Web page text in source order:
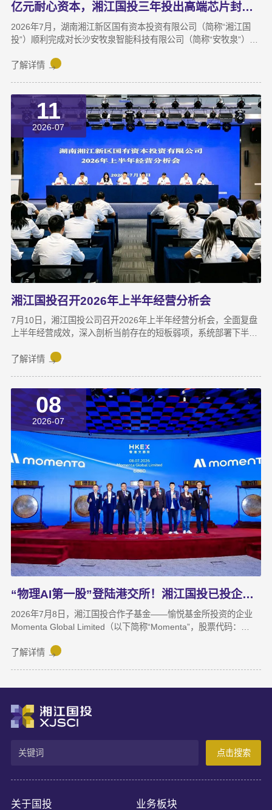
亿元耐心资本，湘江国投三年投出高端芯片封测“尖子生”
2026年7月，湖南湘江新区国有资本投资有限公司（简称“湘江国
投”）顺利完成对长沙安牧泉智能科技有限公司（简称“安牧泉”）
本依托旗下自主管理的3支产业基金，累计对安牧泉投资已达1亿
茂第一次走进安牧泉老厂区尽调时，印象最深的不是气派，而是
“挤”。产线布局非常小，设备排列极度紧凑，办公空间十分局促，
王茂回忆说：“当时厂区硬件条件，已难以匹配企业业务扩张需求。
了解详情
11
2026-07
湘江国投召开2026年上半年经营分析会
7月10日，湘江国投公司召开2026年上半年经营分析会，全面复盘
上半年经营成效，深入剖析当前存在的短板弱项，系统部署下半年
年。湘江集团党委副书记宋邦到会指导，湘江国投公司董事长龚国
了上半年业务拓展、指标完成及重点专项推进情况。领导班子成员
结合分管领域，交流工作思路与落实举措，进一步统一思想、凝聚
共识，为下半年协同作战夯实基础。龚国旺在总结讲话中指出，上
半年公司经营效益稳中有升，实现营收6358万元，同比增长
27.6%；利润总额达1.26亿元，同比增长82.8%。股权投资标的持
续向好，金融资产浮盈实现可持续增长，投资主业对公司整体盈利
能力的支撑作用进一步增强。基金业务进退有序，投退良性循环格
局初步形成；直投项目储备与落地扎实推进，资本招商取得实质进
展；湘江基金小镇二期克服连续雨季施工困难，顺利完成竣工验
收；数据运营、商业保理转型取得阶段性突破，科技成果转化服务
与大学生创新创业支持工作也正加速铺开，为后续增长注入新活
力。
了解详情
08
2026-07
“物理AI第一股”登陆港交所！湘江国投已投企业Momenta成功上市
2026年7月8日，湘江国投合作子基金——愉悦基金所投资的企业
Momenta Global Limited（以下简称“Momenta”，股票代码：
第一股”。Momenta本次上市募集资金将主要用于物理AI核心技术
驾驶与人工智能企业，核心团队源自微软亚洲研究院、商汤科技等
AI机构。公司率先提出并量产首发R7世界模型，让AI从“识别像素”
进阶为“理解物理规律、推演真实世界演变”，支撑乘用车高阶智
驾、Robotaxi、无人物流等全场景落地。截至上市前夕，搭载
Momenta智驾系统的量产车辆规模已突破100万台，成功交付超
100款量产车型，与全球前十车企中九家建立合作。据灼识咨询数
据，2025年3月至2026年2月，Momenta在中国第三方城市NOA解
决方案市场销量市占率达65%，位居独立供应商，确立了其物理AI
了解详情
点击搜索
关于国投 业务板块